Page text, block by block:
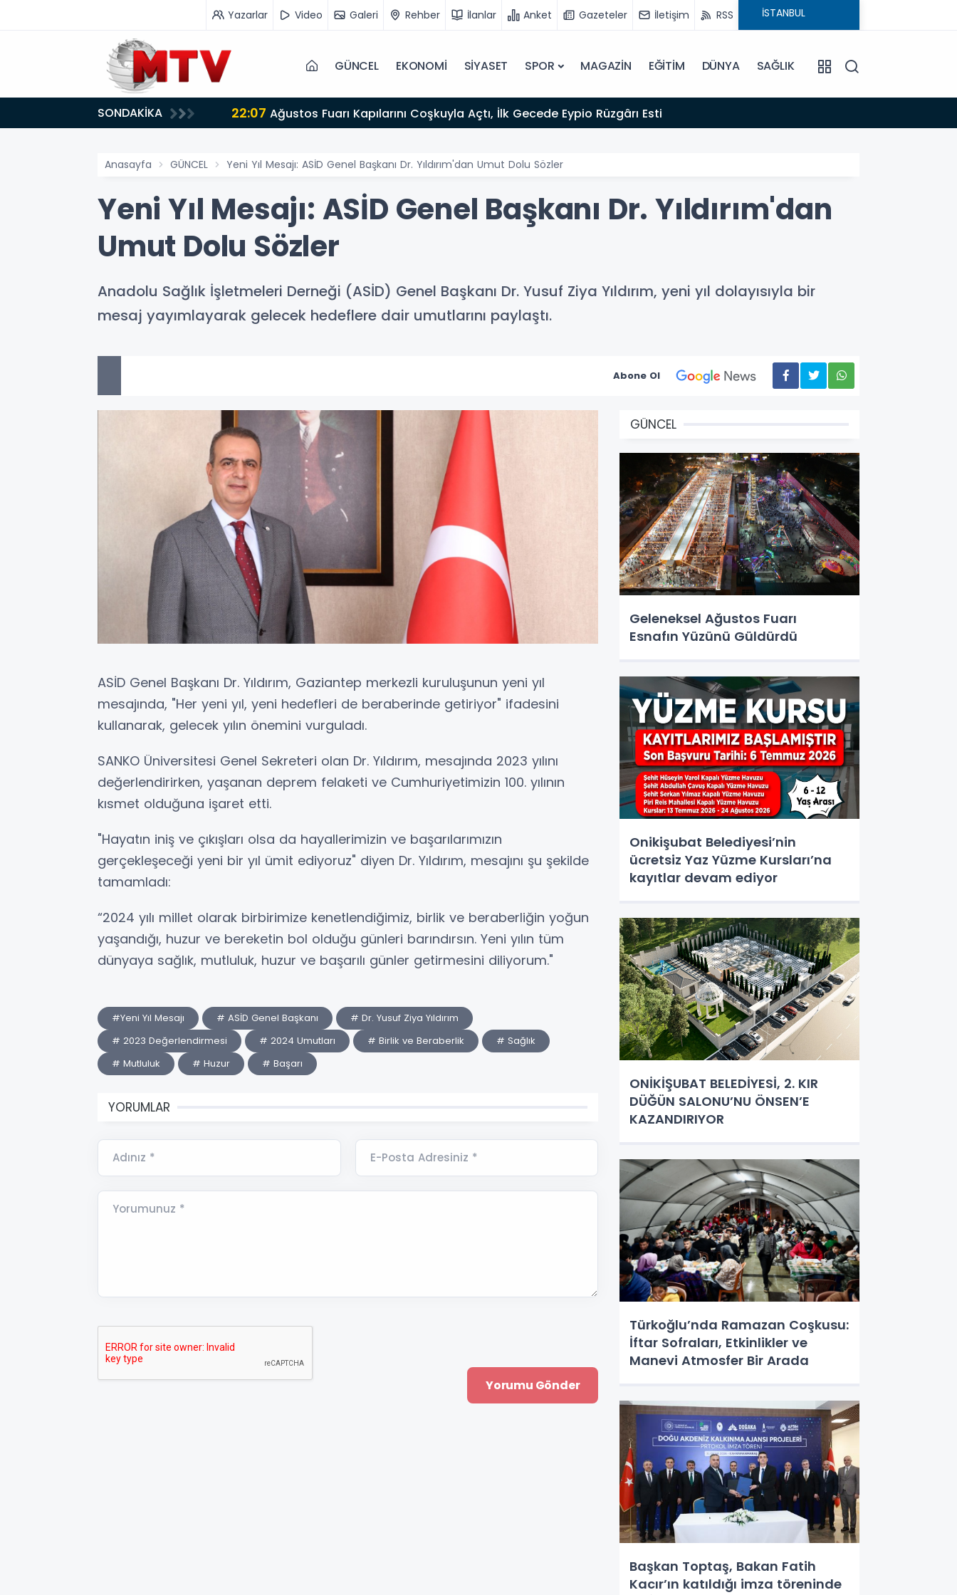
Yazarlar Video Galeri Rehber İlanlar Anket Gazeteler İletişim RSS
GÜNCEL EKONOMİ SİYASET SPOR MAGAZİN EĞİTİM DÜNYA SAĞLIK
SONDAKİKA 22:07 Ağustos Fuarı Kapılarını Coşkuyla Açtı, İlk Gecede Eypio Rüzgârı Esti
Anasayfa GÜNCEL Yeni Yıl Mesajı: ASİD Genel Başkanı Dr. Yıldırım'dan Umut Dolu Sözler
Yeni Yıl Mesajı: ASİD Genel Başkanı Dr. Yıldırım'dan
Umut Dolu Sözler
Anadolu Sağlık İşletmeleri Derneği (ASİD) Genel Başkanı Dr. Yusuf Ziya Yıldırım, yeni yıl dolayısıyla bir
mesaj yayımlayarak gelecek hedeflere dair umutlarını paylaştı.
Abone Ol
ASİD Genel Başkanı Dr. Yıldırım, Gaziantep merkezli kuruluşunun yeni yıl
mesajında, "Her yeni yıl, yeni hedefleri de beraberinde getiriyor" ifadesini
kullanarak, gelecek yılın önemini vurguladı.
SANKO Üniversitesi Genel Sekreteri olan Dr. Yıldırım, mesajında 2023 yılını
değerlendirirken, yaşanan deprem felaketi ve Cumhuriyetimizin 100. yılının
kısmet olduğuna işaret etti.
"Hayatın iniş ve çıkışları olsa da hayallerimizin ve başarılarımızın
gerçekleşeceği yeni bir yıl ümit ediyoruz" diyen Dr. Yıldırım, mesajını şu şekilde
tamamladı:
“2024 yılı millet olarak birbirimize kenetlendiğimiz, birlik ve beraberliğin yoğun
yaşandığı, huzur ve bereketin bol olduğu günleri barındırsın. Yeni yılın tüm
dünyaya sağlık, mutluluk, huzur ve başarılı günler getirmesini diliyorum."
#Yeni Yıl Mesajı # ASİD Genel Başkanı
# Dr. Yusuf Ziya Yıldırım
# 2023 Değerlendirmesi
# 2024 Umutları # Birlik ve Beraberlik
# Sağlık
# Mutluluk
# Huzur # Başarı
YORUMLAR
Adınız * E-Posta Adresiniz *
Yorumunuz *
GÜNCEL
Geleneksel Ağustos Fuarı
Esnafın Yüzünü Güldürdü
Onikişubat Belediyesi’nin
ücretsiz Yaz Yüzme Kursları’na
kayıtlar devam ediyor
ONİKİŞUBAT BELEDİYESİ, 2. KIR
DÜĞÜN SALONU’NU ÖNSEN’E
KAZANDIRIYOR
Türkoğlu’nda Ramazan Coşkusu:
İftar Sofraları, Etkinlikler ve
Manevi Atmosfer Bir Arada
Başkan Toptaş, Bakan Fatih
Kacır’ın katıldığı imza töreninde